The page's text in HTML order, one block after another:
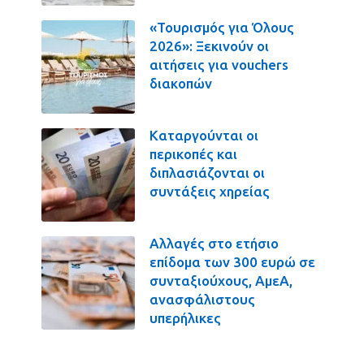
«Τουρισμός για Όλους
2026»: Ξεκινούν οι
αιτήσεις για vouchers
διακοπών
Καταργούνται οι
περικοπές και
διπλασιάζονται οι
συντάξεις χηρείας
Αλλαγές στο ετήσιο
επίδομα των 300 ευρώ σε
συνταξιούχους, ΑμεΑ,
ανασφάλιστους
υπερήλικες